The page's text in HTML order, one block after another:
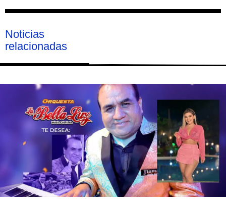
Noticias
relacionadas
PáginaPágina
Página
Página
Página